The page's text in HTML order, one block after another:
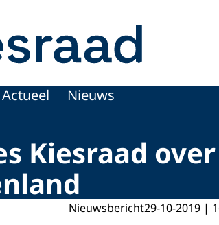
Actueel Nieuws
Kiesraad
Nieuwsbericht29-10-2019 |